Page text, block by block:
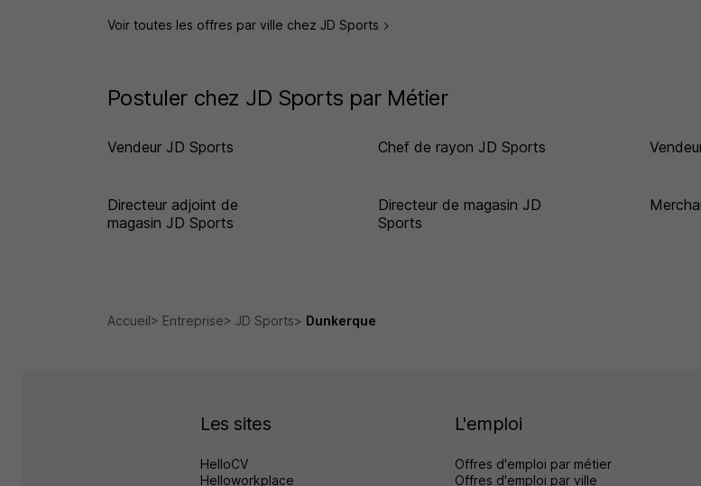
Voir toutes les offres par ville chez JD Sports
Postuler chez JD Sports par Métier
Vendeur JD Sports Chef de rayon JD Sports
Directeur adjoint de
magasin JD Sports
Directeur de magasin JD
Sports
Accueil Entreprise JD Sports Dunkerque
Les sites
HelloCV
Helloworkplace
L'emploi
Offres d'emploi par métier
Offres d'emploi par ville